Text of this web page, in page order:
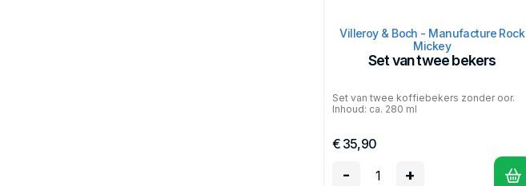
Villeroy & Boch - Manufacture Rock
Mickey
Set van twee bekers
Set van twee koffiebekers zonder oor.
Inhoud: ca. 280 ml
€ 35,90
- +